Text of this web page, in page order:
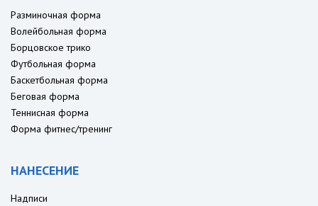
Разминочная форма
Волейбольная форма
Борцовское трико
Футбольная форма
Баскетбольная форма
Беговая форма
Теннисная форма
Форма фитнес/тренинг
НАНЕСЕНИЕ
Надписи